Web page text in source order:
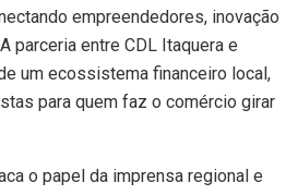
empreendedores, inovação
parceria entre CDL Itaquera e
um ecossistema financeiro local,
para quem faz o comércio girar
o papel da imprensa regional e